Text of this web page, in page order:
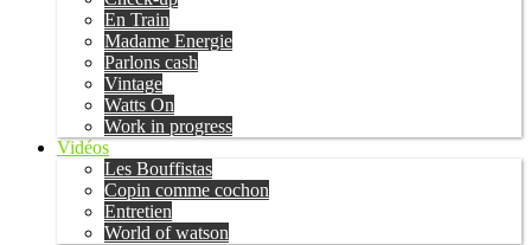
En Train
Madame Energie
Parlons cash
Vintage
Watts On
Work in progress
Vidéos
Les Bouffistas
Copin comme cochon
Entretien
World of watson